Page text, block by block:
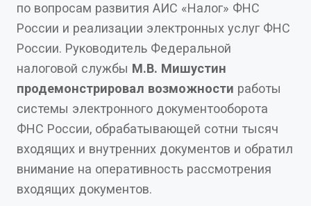
по вопросам развития АИС «Налог» ФНС
России и реализации электронных услуг ФНС
России. Руководитель Федеральной
налоговой службы М.В. Мишустин
продемонстрировал возможности работы
системы электронного документооборота
ФНС России, обрабатывающей сотни тысяч
входящих и внутренних документов и обратил
внимание на оперативность рассмотрения
входящих документов.